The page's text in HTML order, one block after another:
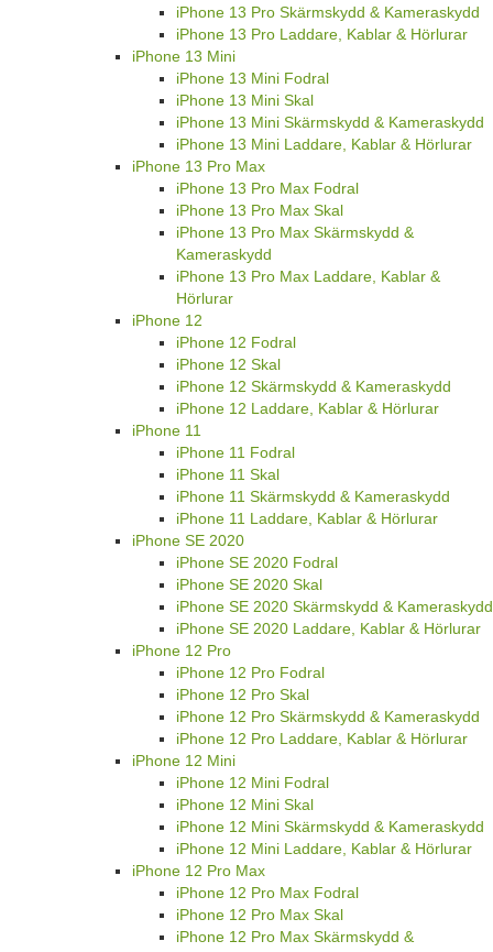
iPhone 13 Pro Skärmskydd & Kameraskydd
iPhone 13 Pro Laddare, Kablar & Hörlurar
iPhone 13 Mini
iPhone 13 Mini Fodral
iPhone 13 Mini Skal
iPhone 13 Mini Skärmskydd & Kameraskydd
iPhone 13 Mini Laddare, Kablar & Hörlurar
iPhone 13 Pro Max
iPhone 13 Pro Max Fodral
iPhone 13 Pro Max Skal
iPhone 13 Pro Max Skärmskydd &
Kameraskydd
iPhone 13 Pro Max Laddare, Kablar &
Hörlurar
iPhone 12
iPhone 12 Fodral
iPhone 12 Skal
iPhone 12 Skärmskydd & Kameraskydd
iPhone 12 Laddare, Kablar & Hörlurar
iPhone 11
iPhone 11 Fodral
iPhone 11 Skal
iPhone 11 Skärmskydd & Kameraskydd
iPhone 11 Laddare, Kablar & Hörlurar
iPhone SE 2020
iPhone SE 2020 Fodral
iPhone SE 2020 Skal
iPhone SE 2020 Skärmskydd & Kameraskydd
iPhone SE 2020 Laddare, Kablar & Hörlurar
iPhone 12 Pro
iPhone 12 Pro Fodral
iPhone 12 Pro Skal
iPhone 12 Pro Skärmskydd & Kameraskydd
iPhone 12 Pro Laddare, Kablar & Hörlurar
iPhone 12 Mini
iPhone 12 Mini Fodral
iPhone 12 Mini Skal
iPhone 12 Mini Skärmskydd & Kameraskydd
iPhone 12 Mini Laddare, Kablar & Hörlurar
iPhone 12 Pro Max
iPhone 12 Pro Max Fodral
iPhone 12 Pro Max Skal
iPhone 12 Pro Max Skärmskydd &